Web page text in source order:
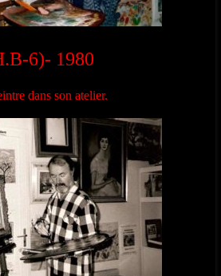
6)- 1980
dans son atelier.